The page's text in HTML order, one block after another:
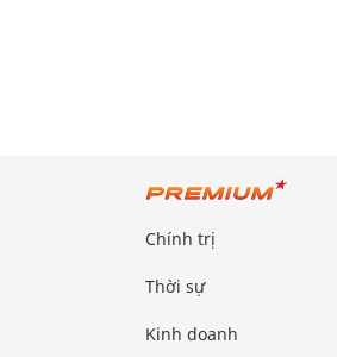
Chính trị
Thời sự
Kinh doanh